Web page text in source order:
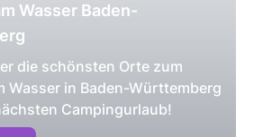
Wasser Baden-
die schönsten Orte zum
Wasser in Baden-Württemberg
Campingurlaub!